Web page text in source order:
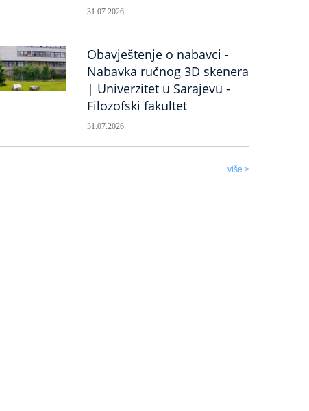
31.07.2026.
Obavještenje o nabavci -
Nabavka ručnog 3D skenera
| Univerzitet u Sarajevu -
Filozofski fakultet
31.07.2026.
više >